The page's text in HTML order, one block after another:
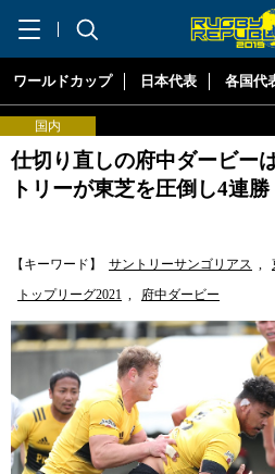
ワールドカップ 日本代表 各国代
国内
仕切り直しの府中ダービ
トリーが東芝を圧倒し4連勝
【キーワード】 サントリーサンゴリアス ,
トップリーグ2021 , 府中ダービー